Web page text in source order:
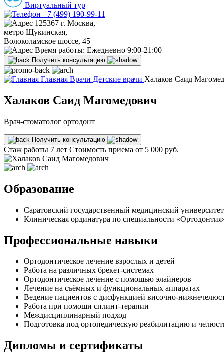
Виртуальный тур
+7 (499) 190-99-11
125367 г. Москва,
метро Щукинская,
Волоколамское шоссе, 45
Время работы: Ежедневно 9:00-21:00
Получить консультацию
Главная Врачи Детские врачи Халаков Саид
Халаков Саид Магомедович
Врач-стоматолог ортодонт
Получить консультацию
Стаж работы 7 лет Стоимость приема от 5 000 руб.
Образование
Саратовский государственный медицинский
Клиническая ординатура по специальности
Профессиональные навыки
Ортодонтическое лечение взрослых и детей
Работа на различных брекет-системах
Ортодонтическое лечение с помощью элайнеров
Лечение на съёмных и функциональных аппаратах
Ведение пациентов с дисфункцией височно-
Работа при помощи сплинт-терапии
Междисциплинарный подход
Подготовка под ортопедическую реабилитацию и
Дипломы и сертификаты